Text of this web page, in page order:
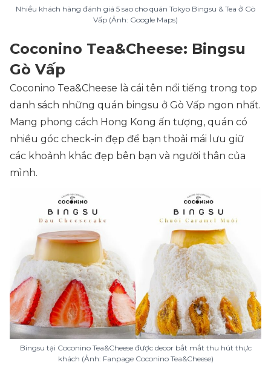
Nhiều khách hàng đánh giá 5 sao cho quán Tokyo Bingsu & Tea ở Gò
Vấp (Ảnh: Google Maps)
Coconino Tea&Cheese: Bingsu
Gò Vấp
Coconino Tea&Cheese là cái tên nổi tiếng trong top
danh sách những quán bingsu ở Gò Vấp ngon nhất.
Mang phong cách Hong Kong ấn tượng, quán có
nhiều góc check-in đẹp để bạn thoải mái lưu giữ
các khoảnh khắc đẹp bên bạn và người thân của
mình.
Bingsu tại Coconino Tea&Cheese được decor bắt mắt thu hút thực
khách (Ảnh: Fanpage Coconino Tea&Cheese)